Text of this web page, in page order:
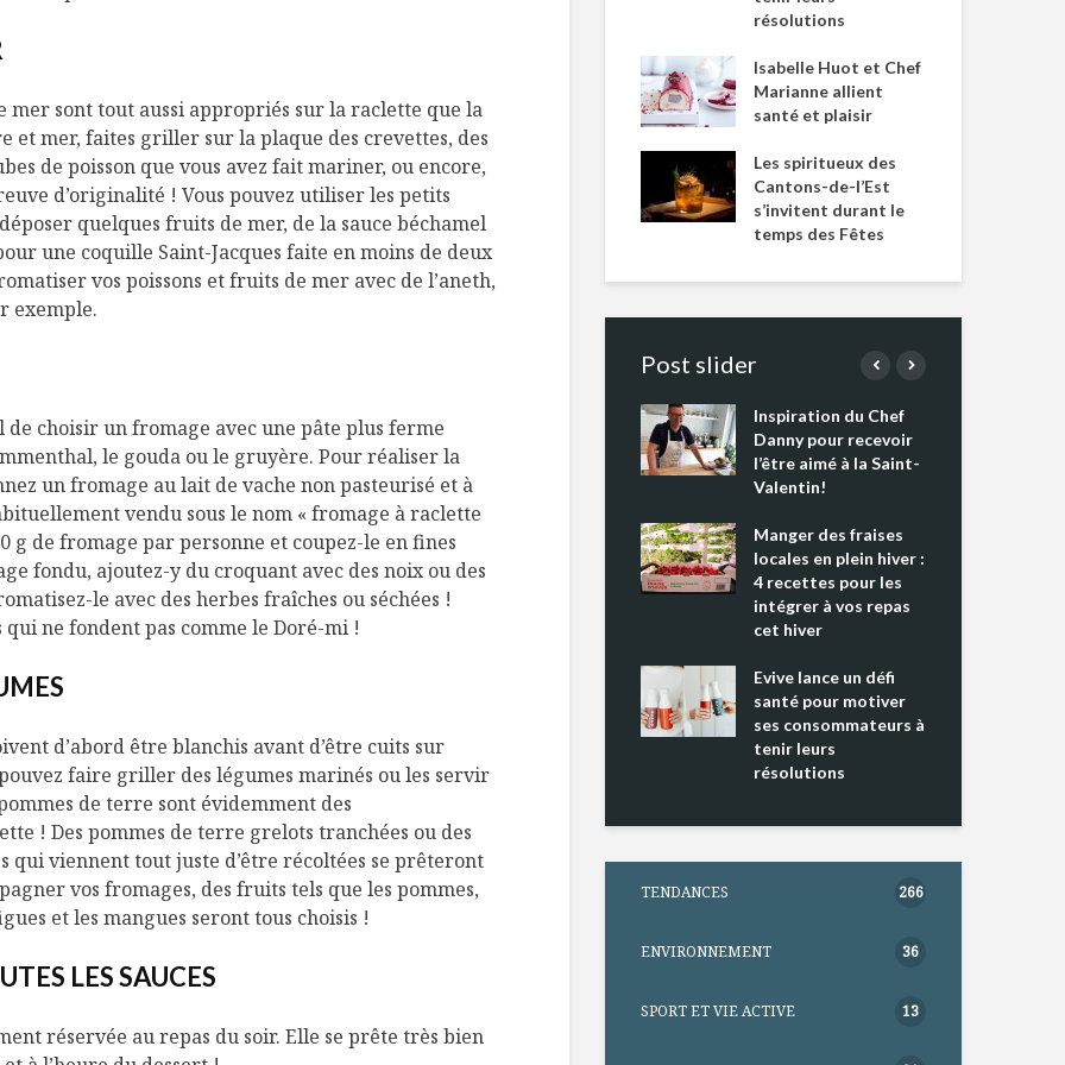
mer sont tout aussi appropriés sur la raclette que la
et mer, faites griller sur la plaque des crevettes, des
de poisson que vous avez fait mariner, ou encore,
d’originalité ! Vous pouvez utiliser les petits
quelques fruits de mer, de la sauce béchamel
une coquille Saint-Jacques faite en moins de deux
vos poissons et fruits de mer avec de l’aneth,
exemple.
choisir un fromage avec une pâte plus ferme
le gouda ou le gruyère. Pour réaliser la
un fromage au lait de vache non pasteurisé et à
vendu sous le nom « fromage à raclette
g de fromage par personne et coupez-le en fines
fondu, ajoutez-y du croquant avec des noix ou des
le avec des herbes fraîches ou séchées !
qui ne fondent pas comme le Doré-mi !
d’abord être blanchis avant d’être cuits sur
faire griller des légumes marinés ou les servir
de terre sont évidemment des
! Des pommes de terre grelots tranchées ou des
qui viennent tout juste d’être récoltées se prêteront
vos fromages, des fruits tels que les pommes,
et les mangues seront tous choisis !
LES SAUCES
réservée au repas du soir. Elle se prête très bien
résolutions
Isabelle Huot et Chef
Marianne allient
santé et plaisir
Les spiritueux des
Cantons-de-l’Est
s’invitent durant le
temps des Fêtes
Post slider
Isabelle Huot et Chef
Marianne allient
santé et plaisir
Les spiritueux des
Cantons-de-l’Est
s’invitent durant le
temps des Fêtes
Tout baigne dans
« buzz » !
Inspiration du Chef
Danny pour recevoir
l’être aimé à la Saint-
Valentin!
Manger des fraises
locales en plein hiver :
4 recettes pour les
intégrer à vos repas
cet hiver
Evive lance un défi
santé pour motiver
ses consommateurs à
tenir leurs
résolutions
TENDANCES 266
ENVIRONNEMENT 36
SPORT ET VIE ACTIVE 13